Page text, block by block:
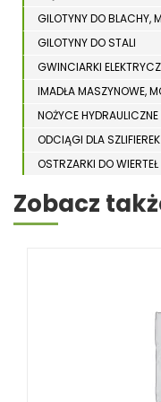
GILOTYNY DO BLACHY,
GILOTYNY DO STALI
GWINCIARKI
IMADŁA MASZYNOWE,
NOŻYCE HYDRAULICZNE
ODCIĄGI DLA
OSTRZARKI DO WIERTEŁ
PIŁY TAŚMOWE DO
SZLIFIERKI DO METALU,
Zobacz